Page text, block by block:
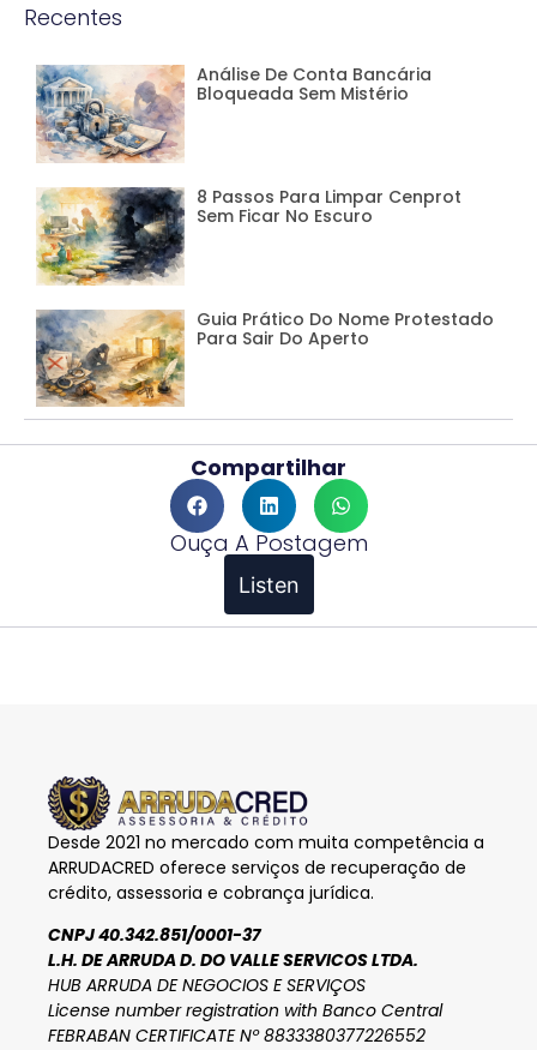
Recentes
Análise De Conta Bancária
Bloqueada Sem Mistério
8 Passos Para Limpar Cenprot
Sem Ficar No Escuro
Guia Prático Do Nome Protestado
Para Sair Do Aperto
Compartilhar
Ouça A Postagem
Listen
Desde 2021 no mercado com muita competência a
ARRUDACRED oferece serviços de recuperação de
crédito, assessoria e cobrança jurídica.
CNPJ 40.342.851/0001-37
L.H. DE ARRUDA D. DO VALLE SERVICOS LTDA.
HUB ARRUDA DE NEGOCIOS E SERVIÇOS
License number registration with Banco Central
FEBRABAN CERTIFICATE Nº 8833380377226552